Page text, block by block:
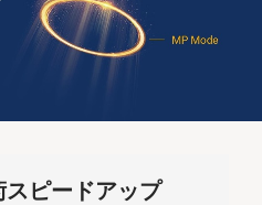
ピードアップ